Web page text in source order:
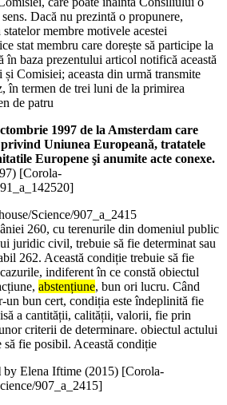
Dacă nu prezintă o propunere,
membre motivele acestei
stat membru care dorește să participe la
în baza prezentului articol notifică această
Comisiei; aceasta din urmă transmite
în termen de trei luni de la primirea
de patru
1997 de la Amsterdam care
Uniunea Europeană, tratatele
Europene şi anumite acte conexe.
) [Corola-
Science/907_a_2415
260, cu terenurile din domeniul public
juridic civil, trebuie să fie determinat sau
262. Această condiție trebuie să fie
indiferent în ce constă obiectul
abstențiune, bun ori lucru. Când
un bun cert, condiția este îndeplinită fie
a cantității, calității, valorii, fie prin
criterii de determinare. obiectul actului
fie posibil. Această condiție
by Elena Iftime (2015) [Corola-
907_a_2415]